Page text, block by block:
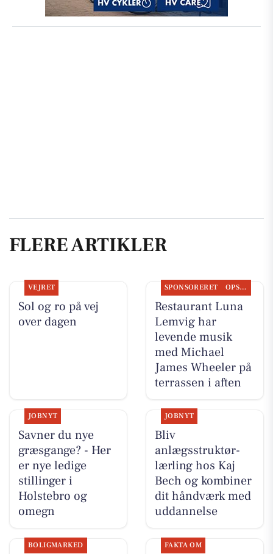
FLERE ARTIKLER
VEJRET
Sol og ro på vej
over dagen
SPONSORERET OPSLAGSTAVLEN
Restaurant Luna
Lemvig har
levende musik
med Michael
James Wheeler på
terrassen i aften
JOBNYT
Savner du nye
græsgange? - Her
er nye ledige
stillinger i
Holstebro og
omegn
JOBNYT
Bliv
anlægsstruktør-
lærling hos Kaj
Bech og kombiner
dit håndværk med
uddannelse
BOLIGMARKED FAKTA OM